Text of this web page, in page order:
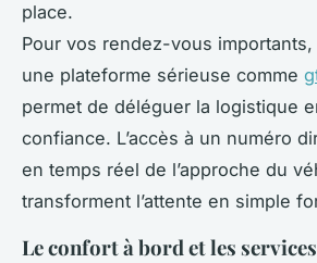
place.
Pour vos rendez-vous
une plateforme sérieuse comme
permet de déléguer la logistique
confiance. L’accès à un numéro
en temps réel de l’approche du
transforment l’attente en simple
Le confort à bord et les